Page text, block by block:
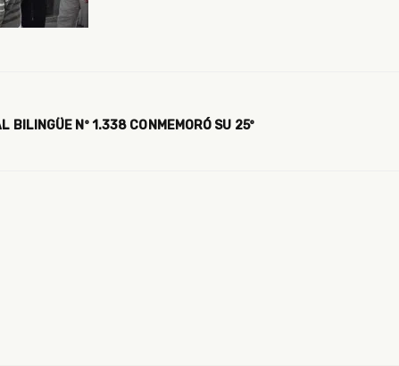
BILINGÜE Nº 1.338 CONMEMORÓ SU 25º